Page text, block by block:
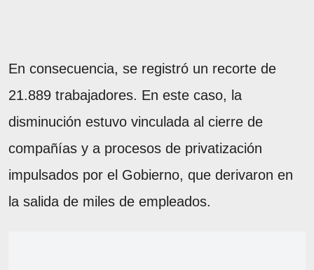
En consecuencia, se registró un recorte de
21.889 trabajadores. En este caso, la
disminución estuvo vinculada al cierre de
compañías y a procesos de privatización
impulsados por el Gobierno, que derivaron en
la salida de miles de empleados.